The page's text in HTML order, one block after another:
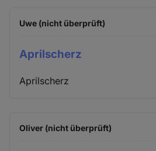
Uwe (nicht überprüft)
Aprilscherz
Aprilscherz
Oliver (nicht überprüft)